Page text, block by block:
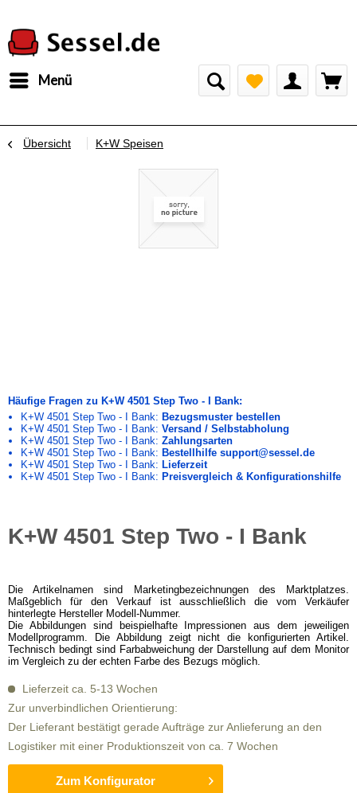
Menü
Übersicht K+W Speisen
Häufige Fragen zu K+W 4501 Step Two - I Bank:
K+W 4501 Step Two - I Bank: Bezugsmuster bestellen
K+W 4501 Step Two - I Bank: Versand / Selbstabholung
K+W 4501 Step Two - I Bank: Zahlungsarten
K+W 4501 Step Two - I Bank: Bestellhilfe support@sessel.de
K+W 4501 Step Two - I Bank: Lieferzeit
K+W 4501 Step Two - I Bank: Preisvergleich & Konfigurationshilfe
K+W 4501 Step Two - I Bank
Die Artikelnamen sind Marketingbezeichnungen des Marktplatzes.
Maßgeblich für den Verkauf ist ausschließlich die vom Verkäufer
hinterlegte Hersteller Modell-Nummer.
Die Abbildungen sind beispielhafte Impressionen aus dem jeweiligen
Modellprogramm. Die Abbildung zeigt nicht die konfigurierten Artikel.
Technisch bedingt sind Farbabweichung der Darstellung auf dem Monitor
im Vergleich zu der echten Farbe des Bezugs möglich.
Lieferzeit ca. 5-13 Wochen
Zur unverbindlichen Orientierung:
Der Lieferant bestätigt gerade Aufträge zur Anlieferung an den
Logistiker mit einer Produktionszeit von ca. 7 Wochen
Zum Konfigurator